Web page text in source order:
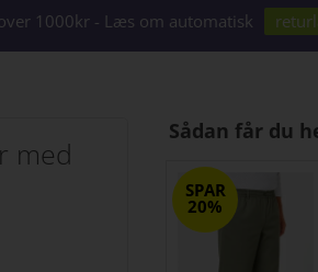
1000kr - Læs om automatisk
med
Sådan får du
SPAR
20%